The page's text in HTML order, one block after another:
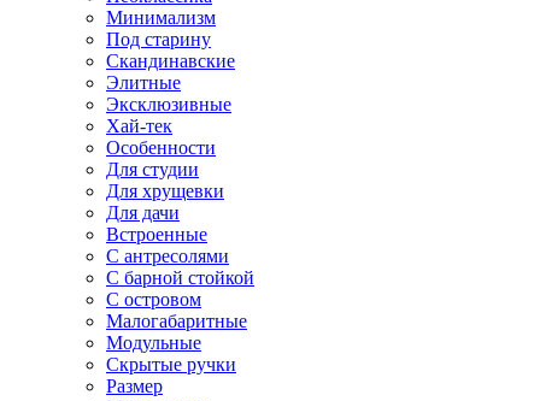
Минимализм
Под старину
Скандинавские
Элитные
Эксклюзивные
Хай-тек
Особенности
Для студии
Для хрущевки
Для дачи
Встроенные
С антресолями
С барной стойкой
С островом
Малогабаритные
Модульные
Скрытые ручки
Размер